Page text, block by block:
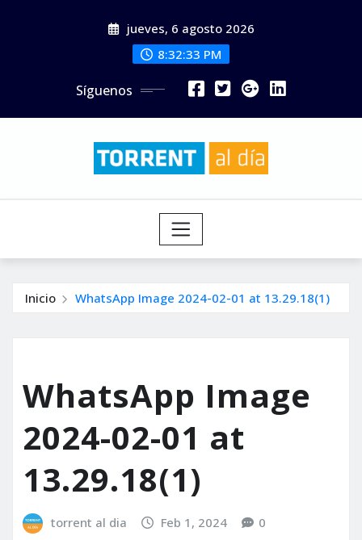
jueves, 6 agosto 2026
8:32:35 PM
Síguenos
Inicio WhatsApp Image 2024-02-01 at 13.29.18(1)
WhatsApp Image
2024-02-01 at
13.29.18(1)
torrent al dia Feb 1, 2024 0